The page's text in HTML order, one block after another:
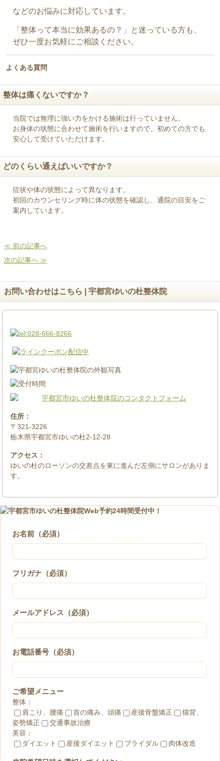
などのお悩みに対応しています。
「整体って本当に効果あるの？」と迷っている方も、
ぜひ一度お気軽にご相談ください。
よくある質問
整体は痛くないですか？
当院では無理に強い力をかける施術は行っていません。
お身体の状態に合わせて施術を行いますので、初めての方でも
安心して受けていただけます。
どのくらい通えばいいですか？
症状や体の状態によって異なります。
初回のカウンセリング時に体の状態を確認し、通院の目安をご
案内しています。
≪ 前の記事へ
次の記事へ ≫
お問い合わせはこちら | 宇都宮ゆいの杜整体院
住所：
〒321-3226
栃木県宇都宮市ゆいの杜2-12-28
アクセス：
ゆいの杜のローソンの交差点を東に進んだ左側にサロンがありま
す。
お名前（必須）
フリガナ（必須）
メールアドレス（必須）
お電話番号（必須）
ご希望メニュー
整体：
肩こり、腰痛
首の痛み、頭痛 産後骨盤矯正
猫背、
姿勢矯正
交通事故治療
美容：
ダイエット
産後ダイエット ブライダル 肉体改造